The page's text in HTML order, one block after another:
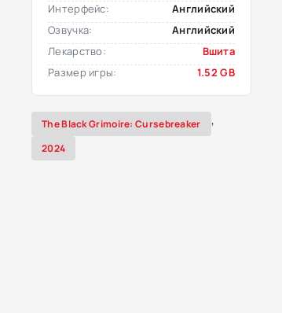
Интерфейс:
Английский
Озвучка:
Английский
Лекарство:
Вшита
Размер игры:
1.52 GB
The Black Grimoire: Cursebreaker ,
2024